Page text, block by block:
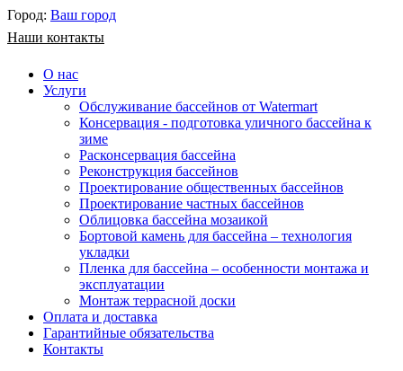
Город: Ваш город
Наши контакты
О нас
Услуги
Обслуживание бассейнов от Watermart
Консервация - подготовка уличного бассейна к
зиме
Расконсервация бассейна
Реконструкция бассейнов
Проектирование общественных бассейнов
Проектирование частных бассейнов
​Облицовка бассейна мозаикой
Бортовой камень для бассейна – технология
укладки
Пленка для бассейна – особенности монтажа и
эксплуатации
Монтаж террасной доски
Оплата и доставка
Гарантийные обязательства
Контакты